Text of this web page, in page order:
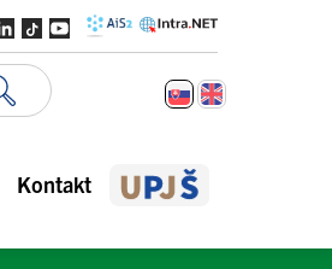
Kontakt